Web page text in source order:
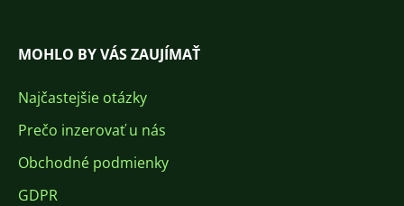
MOHLO BY VÁS ZAUJÍMAŤ
Najčastejšie otázky
Prečo inzerovať u nás
Obchodné podmienky
GDPR